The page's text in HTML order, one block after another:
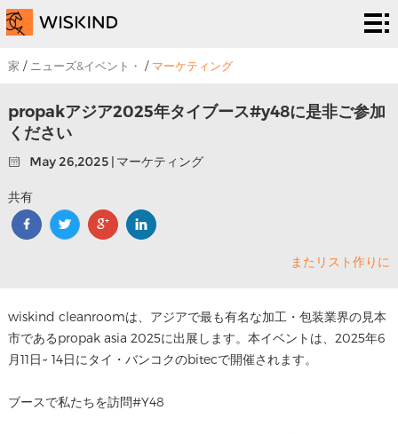
い
く
で
シ
ム
EPC
ビス
決
ジ
ト
た
ニュ
ベン
家 / ニューズ&イベント・ / マーケティング
propakアジア2025年タイブース#y48に是非ご参加
ください
May 26,2025 | マーケティング
共有
またリスト作りに
wiskind cleanroomは、アジアで最も有名な加工・包装業界の見本
市であるpropak asia 2025に出展します。本イベントは、2025年6
月11日~ 14日にタイ・バンコクのbitecで開催されます。
ブースで私たちを訪問#Y48